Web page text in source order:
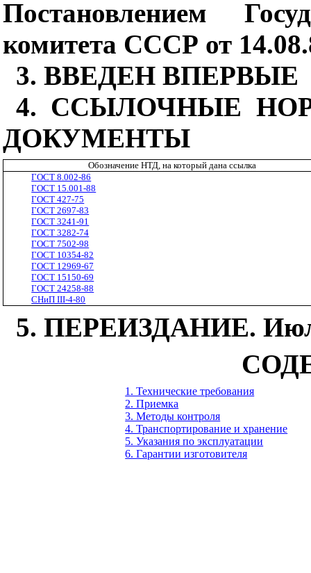
Постановлением
комитета СССР от
3. ВВЕДЕН ВПЕРВЫЕ
4. ССЫЛОЧНЫЕ
ДОКУМЕНТЫ
Обозначение НТД, на который дана ссылка
ГОСТ 8.002-86
ГОСТ 15.001-88
ГОСТ 427-75
ГОСТ 2697-83
ГОСТ 3241-91
ГОСТ 3282-74
ГОСТ 7502-98
ГОСТ 10354-82
ГОСТ 12969-67
ГОСТ 15150-69
ГОСТ 24258-88
СНиП III-4-80
5. ПЕРЕИЗДАНИЕ.
1. Технические требования
2. Приемка
3. Методы контроля
4. Транспортирование и хранение
5. Указания по эксплуатации
6. Гарантии изготовителя